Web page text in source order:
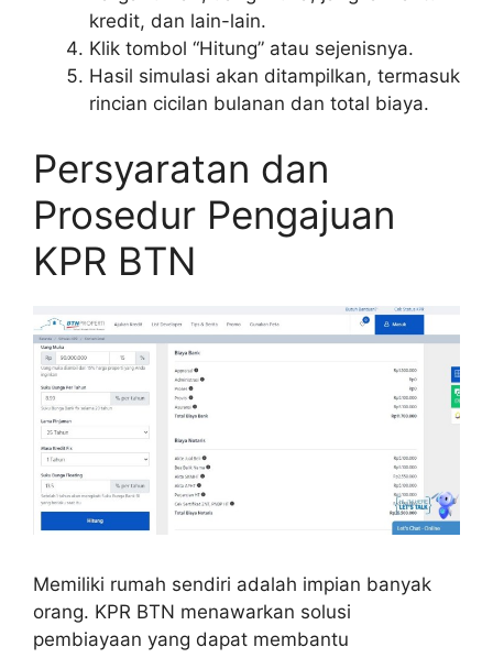
kredit, dan lain-lain.
Klik tombol “Hitung” atau sejenisnya.
Hasil simulasi akan ditampilkan, termasuk
rincian cicilan bulanan dan total biaya.
Persyaratan dan
Prosedur Pengajuan
KPR BTN
Memiliki rumah sendiri adalah impian banyak
orang. KPR BTN menawarkan solusi
pembiayaan yang dapat membantu